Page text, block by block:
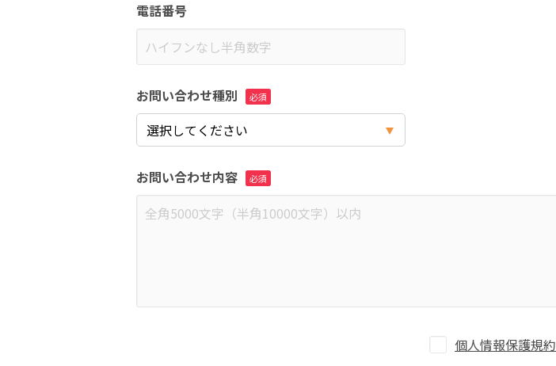
電話番号
お問い合わせ種別
お問い合わせ内容
個人情報保護規約